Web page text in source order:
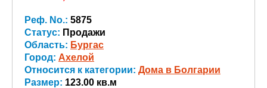
Реф. No.: 5875
Статус: Продажи
Область: Бургас
Город: Ахелой
Относится к категории: Дома в Болгарии
Размер: 123.00 кв.м